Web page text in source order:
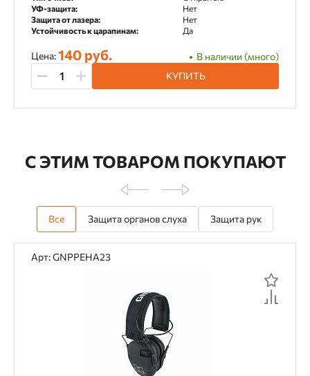
УФ-защита:
Нет
Защита от лазера:
Нет
Устойчивость к царапинам:
Да
Цена:140 руб.
В наличии (много)
КУПИТЬ
С ЭТИМ ТОВАРОМ ПОКУПАЮТ
Все Защита органов слуха Защита рук
Арт: GNPPEHA23